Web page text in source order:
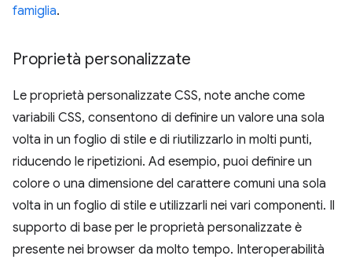
famiglia.
Proprietà personalizzate
Le proprietà personalizzate CSS, note anche come
variabili CSS, consentono di definire un valore una sola
volta in un foglio di stile e di riutilizzarlo in molti punti,
riducendo le ripetizioni. Ad esempio, puoi definire un
colore o una dimensione del carattere comuni una sola
volta in un foglio di stile e utilizzarli nei vari componenti. Il
supporto di base per le proprietà personalizzate è
presente nei browser da molto tempo. Interoperabilità